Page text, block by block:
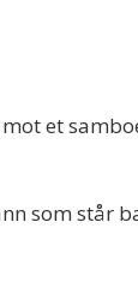
et
som står